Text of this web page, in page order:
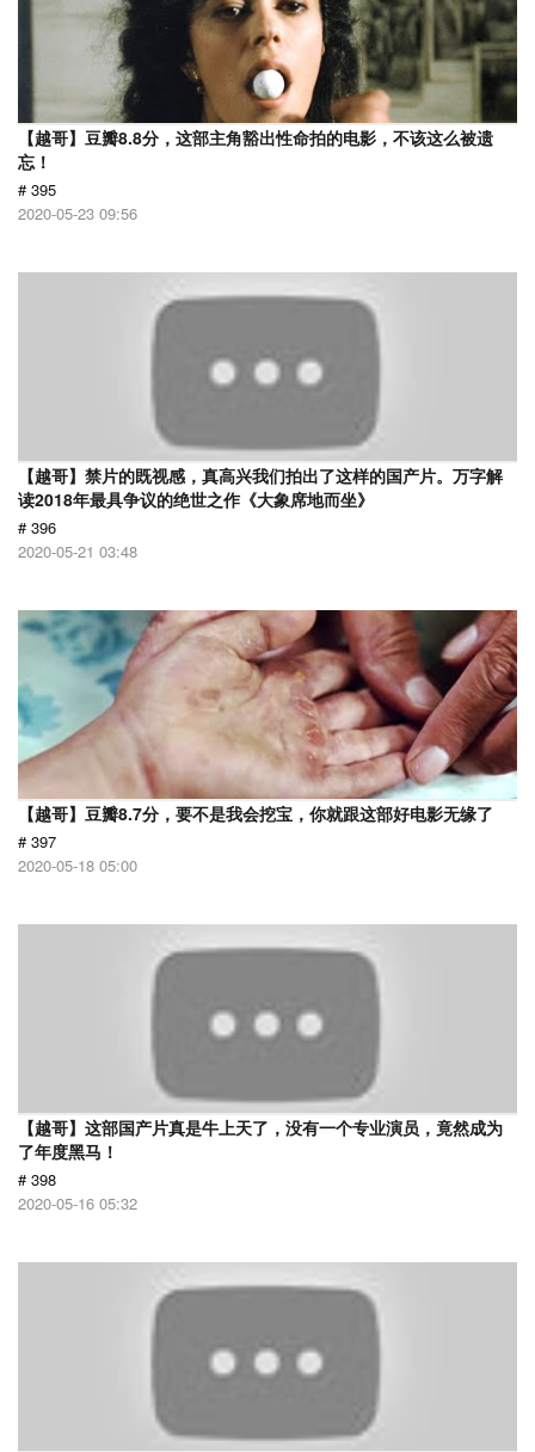
【越哥】豆瓣8.8分，这部主角豁出性命拍的电影，不该这么被遗
忘！
# 395
2020-05-23 09:56
【越哥】禁片的既视感，真高兴我们拍出了这样的国产片。万字解
读2018年最具争议的绝世之作《大象席地而坐》
# 396
2020-05-21 03:48
【越哥】豆瓣8.7分，要不是我会挖宝，你就跟这部好电影无缘了
# 397
2020-05-18 05:00
【越哥】这部国产片真是牛上天了，没有一个专业演员，竟然成为
了年度黑马！
# 398
2020-05-16 05:32